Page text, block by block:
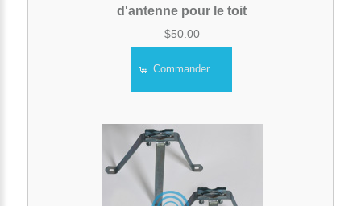
d'antenne pour le toit
$50.00
Commander